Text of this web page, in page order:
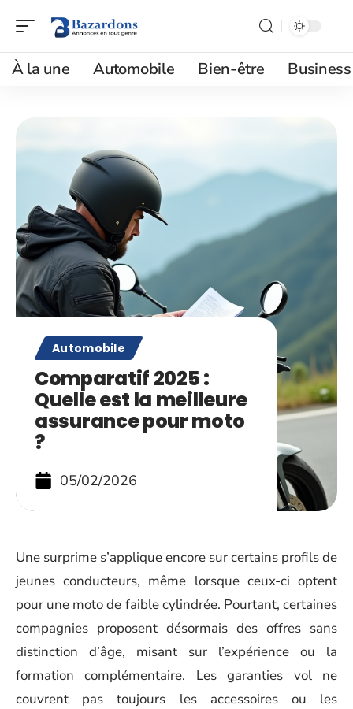
À la une Automobile Bien-être Business
Automobile
Comparatif 2025 :
Quelle est la meilleure
assurance pour moto
?
05/02/2026
Une surprime s’applique encore sur certains profils de
jeunes conducteurs, même lorsque ceux-ci optent
pour une moto de faible cylindrée. Pourtant, certaines
compagnies proposent désormais des offres sans
distinction d’âge, misant sur l’expérience ou la
formation complémentaire. Les garanties vol ne
couvrent pas toujours les accessoires ou les